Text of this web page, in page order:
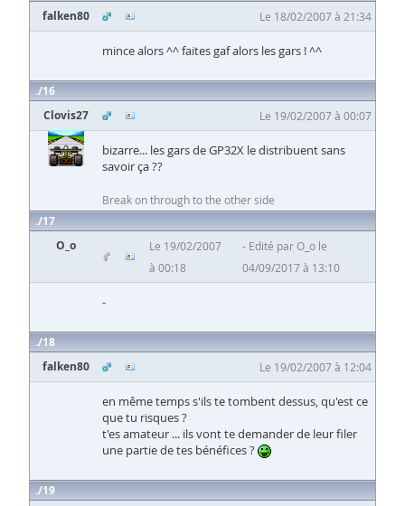
falken80
Le 18/02/2007 à 21:34
mince alors ^^ faites gaf alors les gars ! ^^
16
Clovis27
Le 19/02/2007 à 00:07
bizarre... les gars de GP32X le distribuent sans
savoir ça ??
Break on through to the other side
17
O_o
Le 19/02/2007
à 00:18
Edité par O_o le
04/09/2017 à 13:10
-
18
falken80
Le 19/02/2007 à 12:04
en même temps s'ils te tombent dessus, qu'est ce
que tu risques ?
t'es amateur ... ils vont te demander de leur filer
une partie de tes bénéfices ?
19